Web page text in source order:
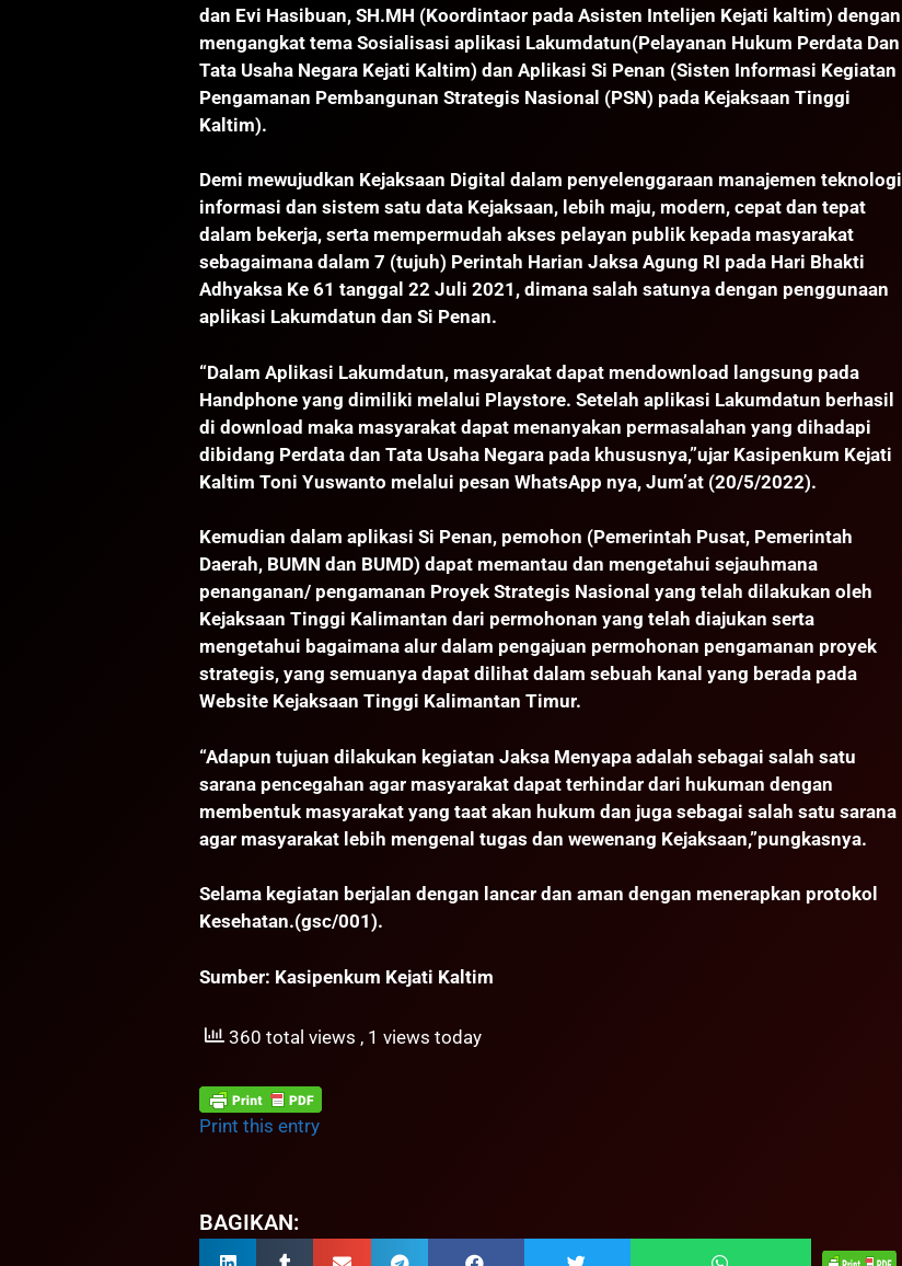
dan Evi Hasibuan, SH.MH (Koordintaor pada Asisten Intelijen Kejati kaltim) dengan
mengangkat tema Sosialisasi aplikasi Lakumdatun(Pelayanan Hukum Perdata Dan
Tata Usaha Negara Kejati Kaltim) dan Aplikasi Si Penan (Sisten Informasi Kegiatan
Pengamanan Pembangunan Strategis Nasional (PSN) pada Kejaksaan Tinggi
Kaltim).
Demi mewujudkan Kejaksaan Digital dalam penyelenggaraan manajemen teknologi
informasi dan sistem satu data Kejaksaan, lebih maju, modern, cepat dan tepat
dalam bekerja, serta mempermudah akses pelayan publik kepada masyarakat
sebagaimana dalam 7 (tujuh) Perintah Harian Jaksa Agung RI pada Hari Bhakti
Adhyaksa Ke 61 tanggal 22 Juli 2021, dimana salah satunya dengan penggunaan
aplikasi Lakumdatun dan Si Penan.
“Dalam Aplikasi Lakumdatun, masyarakat dapat mendownload langsung pada
Handphone yang dimiliki melalui Playstore. Setelah aplikasi Lakumdatun berhasil
di download maka masyarakat dapat menanyakan permasalahan yang dihadapi
dibidang Perdata dan Tata Usaha Negara pada khususnya,”ujar Kasipenkum Kejati
Kaltim Toni Yuswanto melalui pesan WhatsApp nya, Jum’at (20/5/2022).
Kemudian dalam aplikasi Si Penan, pemohon (Pemerintah Pusat, Pemerintah
Daerah, BUMN dan BUMD) dapat memantau dan mengetahui sejauhmana
penanganan/ pengamanan Proyek Strategis Nasional yang telah dilakukan oleh
Kejaksaan Tinggi Kalimantan dari permohonan yang telah diajukan serta
mengetahui bagaimana alur dalam pengajuan permohonan pengamanan proyek
strategis, yang semuanya dapat dilihat dalam sebuah kanal yang berada pada
Website Kejaksaan Tinggi Kalimantan Timur.
“Adapun tujuan dilakukan kegiatan Jaksa Menyapa adalah sebagai salah satu
sarana pencegahan agar masyarakat dapat terhindar dari hukuman dengan
membentuk masyarakat yang taat akan hukum dan juga sebagai salah satu sarana
agar masyarakat lebih mengenal tugas dan wewenang Kejaksaan,”pungkasnya.
Selama kegiatan berjalan dengan lancar dan aman dengan menerapkan protokol
Kesehatan.(gsc/001).
Sumber: Kasipenkum Kejati Kaltim
360 total views , 1 views today
Print this entry
BAGIKAN: